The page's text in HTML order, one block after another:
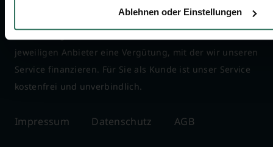
Ablehnen oder Einstellungen
zusammenarbeiten. Wenn über unser Portal eine
jeweiligen Anbieter eine Vergütung, mit der wir unseren
Service finanzieren. Für Sie als Kunde ist unser Service
kostenfrei und unverbindlich.
Impressum Datenschutz AGB